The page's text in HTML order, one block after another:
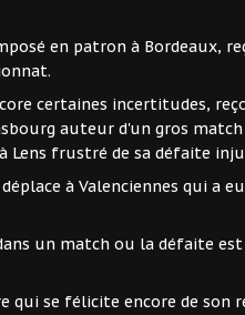
en patron à Bordeaux,
certaines incertitudes,
auteur d'un gros match
Lens frustré de sa défaite
à Valenciennes qui a
un match ou la défaite
qui se félicite encore de son